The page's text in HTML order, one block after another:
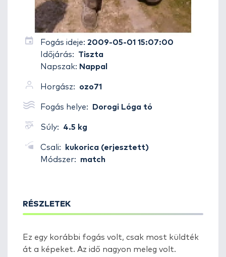
Fogás ideje: 2009-05-01 15:07:00
Időjárás:
Tiszta
Napszak: Nappal
Horgász: ozo71
Fogás helye: Dorogi Lóga tó
Súly: 4.5 kg
Csali:
kukorica (erjesztett)
Módszer:
match
RÉSZLETEK
Ez egy korábbi fogás volt, csak most küldték
át a képeket. Az idő nagyon meleg volt.